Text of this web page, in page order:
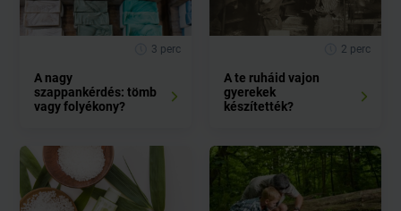
3 perc
A nagy
szappankérdés: tömb
vagy folyékony?
2 perc
A te ruháid vajon
gyerekek
készítették?